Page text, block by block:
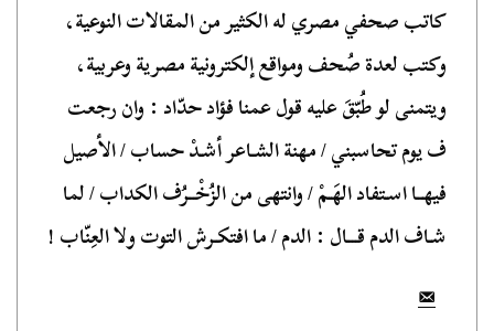
كاتب صحفي مصري له الكثير من المقالات النوعية،
وكتب لعدة صُحف ومواقع إلكترونية مصرية وعربية،
ويتمنى لو طُبّقَ عليه قول عمنا فؤاد حدّاد : وان رجعت
ف يوم تحاسبني / مهنة الشـاعر أشـدْ حساب / الأصيل
فيهــا اسـتفاد الهَـمْ / وانتهى من الزُخْــرُف الكداب / لما
شـاف الدم قـــال : الدم / ما افتكـرش التوت ولا العِنّاب !